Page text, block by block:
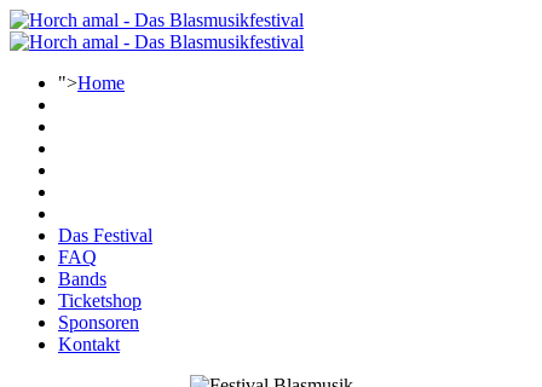
">Home
Das Festival
FAQ
Bands
Ticketshop
Sponsoren
Kontakt